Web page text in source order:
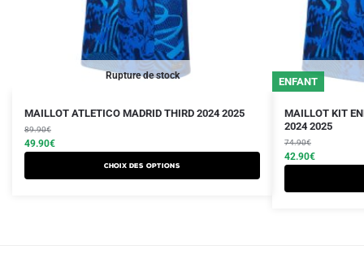
Rupture de stock
MAILLOT ATLETICO MADRID THIRD 2024 2025
89.90€
Le
prix
initial
était :
49.90€
Le
prix
actuel
est :
Choix des options
Ce
produit
a
ENFANT
MAILLOT KIT
2024 2025
74.90€
Le
prix
initial
était :
42.90€
Le
prix
actuel
est :
Ce
produit
a
plusieurs
variations.